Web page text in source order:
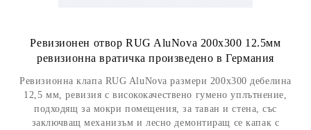
Ревизионен отвор RUG AluNova 200x300 12.5мм
ревизионна вратичка произведено в Германия
Ревизионна клапа RUG AluNova размери 200x300 дебелина
12,5 мм, ревизия с висококачествено гумено уплътнение,
подходящ за мокри помещения, за таван и стена, със
заключващ механизъм и лесно демонтиращ се капак с